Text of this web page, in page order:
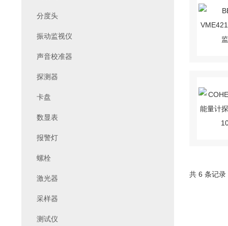
共 6 条记
分度头
振动监视仪
声音校准器
探测器
卡盘
数显表
报警灯
螺栓
激光器
采样器
测试仪